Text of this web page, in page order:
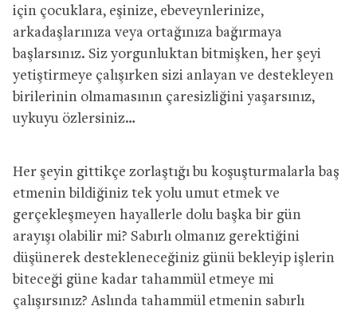
için çocuklara, eşinize, ebeveynlerinize,
arkadaşlarınıza veya ortağınıza bağırmaya
başlarsınız. Siz yorgunluktan bitmişken, her şeyi
yetiştirmeye çalışırken sizi anlayan ve destekleyen
birilerinin olmamasının çaresizliğini yaşarsınız,
uykuyu özlersiniz…
Her şeyin gittikçe zorlaştığı bu koşuşturmalarla baş
etmenin bildiğiniz tek yolu umut etmek ve
gerçekleşmeyen hayallerle dolu başka bir gün
arayışı olabilir mi? Sabırlı olmanız gerektiğini
düşünerek destekleneceğiniz günü bekleyip işlerin
biteceği güne kadar tahammül etmeye mi
çalışırsınız? Aslında tahammül etmenin sabırlı